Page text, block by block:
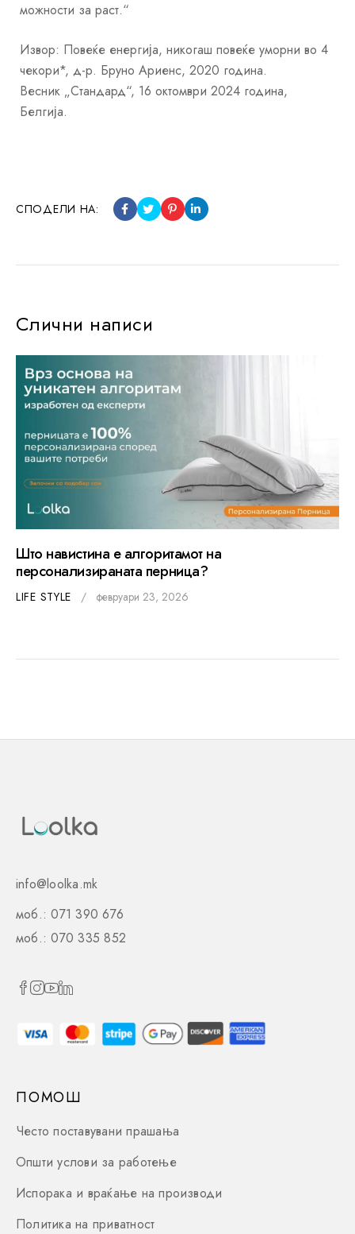
можности за раст.“
Извор: Повеќе енергија, никогаш повеќе уморни во 4
чекори*, д-р. Бруно Ариенс, 2020 година.
Весник „Стандард“, 16 октомври 2024 година,
Белгија.
СПОДЕЛИ НА:
Слични написи
Што навистина е алгоритамот на
персонализираната перница?
LIFE STYLE февруари 23, 2026
info@loolka.mk
моб.: 071 390 676
моб.: 070 335 852
ПОМОШ
Често поставувани прашања
Општи услови за работење
Испорака и враќање на производи
Политика на приватност